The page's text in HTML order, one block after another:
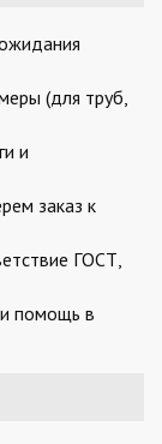
(для труб,
и
заказ к
ГОСТ,
помощь в